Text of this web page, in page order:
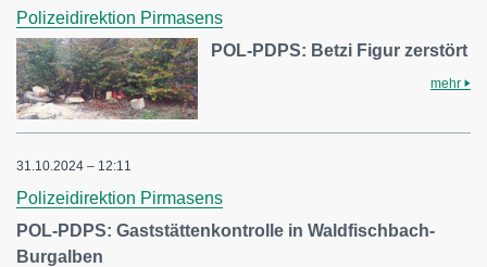
Polizeidirektion Pirmasens
POL-PDPS: Betzi Figur zerstört
mehr
31.10.2024 – 12:11
Polizeidirektion Pirmasens
POL-PDPS: Gaststättenkontrolle in Waldfischbach-
Burgalben